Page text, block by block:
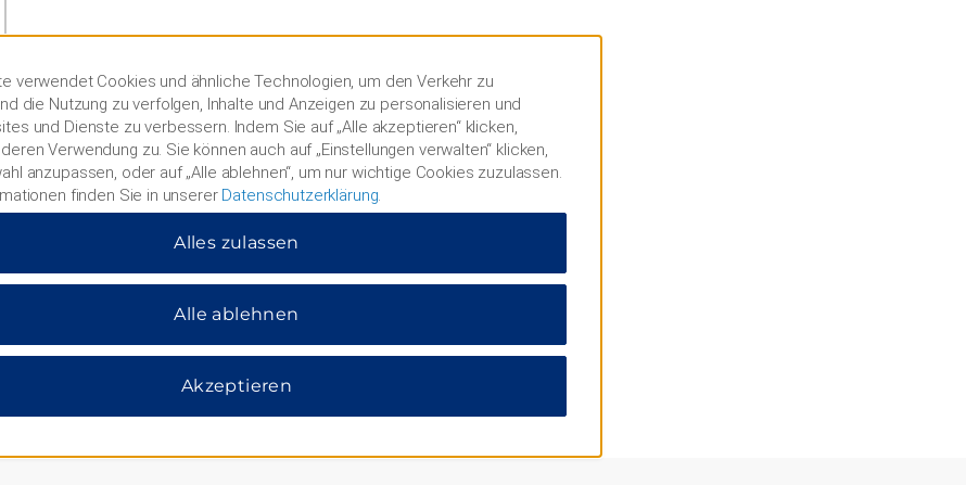
verwendet Cookies und ähnliche Technologien, um den Verkehr zu
die Nutzung zu verfolgen, Inhalte und Anzeigen zu personalisieren und
und Dienste zu verbessern. Indem Sie auf „Alle akzeptieren“ klicken,
Verwendung zu. Sie können auch auf „Einstellungen verwalten“ klicken,
anzupassen, oder auf „Alle ablehnen“, um nur wichtige Cookies zuzulassen.
finden Sie in unserer Datenschutzerklärung.
Alles zulassen
Alle ablehnen
Akzeptieren